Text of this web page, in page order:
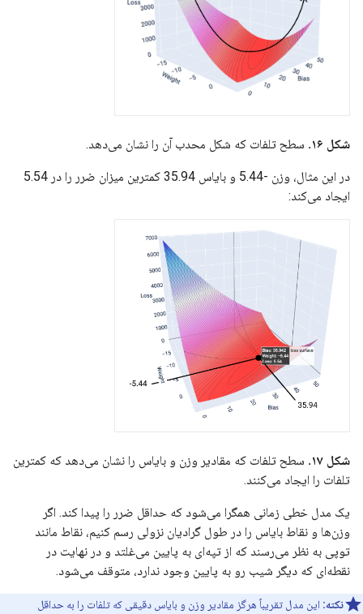
شکل ۱۶. سطح تلفات که شکل محدب آن را نشان می‌دهد.
در این مثال، وزن -5.44 و بایاس 35.94 کمترین میزان ضرر را در 5.54
ایجاد می‌کند:
شکل ۱۷.
سطح تلفات که مقادیر وزن و بایاس را نشان می‌دهد که کمترین
تلفات را ایجاد می‌کنند.
یک مدل خطی زمانی همگرا می‌شود که حداقل ضرر را پیدا کند. اگر
وزن‌ها و نقاط بایاس را در طول گرادیان نزولی رسم کنیم، نقاط مانند
توپی به نظر می‌رسند که از تپه‌ای به پایین می‌غلتد و در نهایت در
نقطه‌ای که دیگر شیب رو به پایین وجود ندارد، متوقف می‌شود.
نکته: این مدل تقریباً هرگز مقادیر وزن و بایاس دقیقی که تلفات را به حداقل